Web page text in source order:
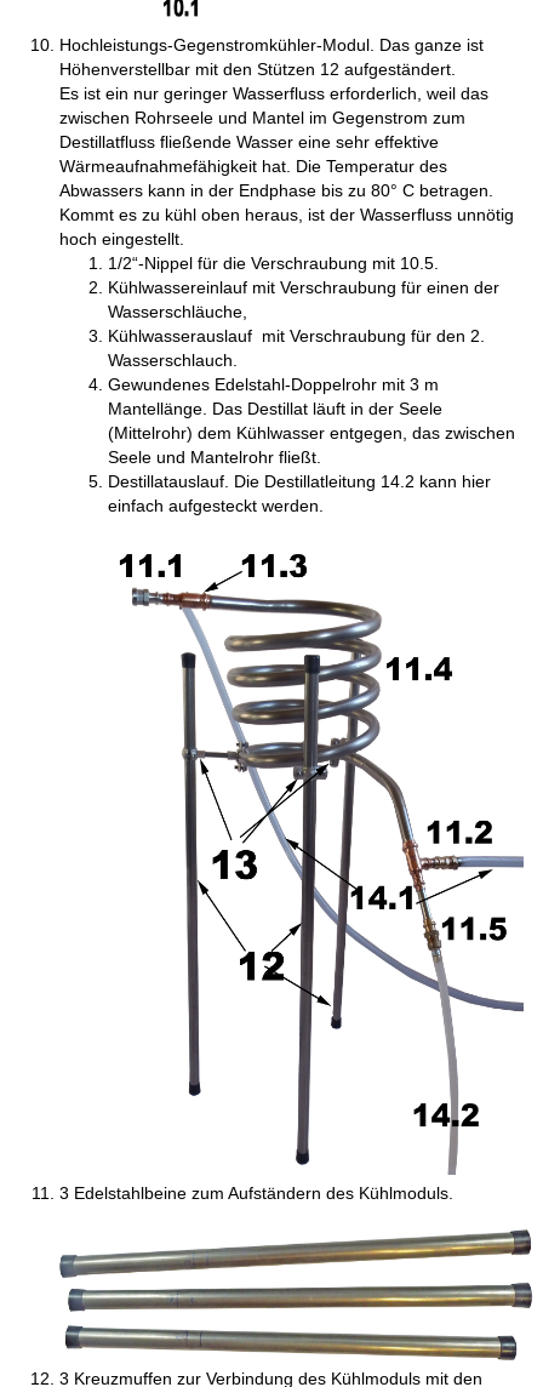
Hochleistungs-Gegenstromkühler-Modul. Das ganze ist
Höhenverstellbar mit den Stützen 12 aufgeständert.
Es ist ein nur geringer Wasserfluss erforderlich, weil das
zwischen Rohrseele und Mantel im Gegenstrom zum
Destillatfluss fließende Wasser eine sehr effektive
Wärmeaufnahmefähigkeit hat. Die Temperatur des
Abwassers kann in der Endphase bis zu 80° C betragen.
Kommt es zu kühl oben heraus, ist der Wasserfluss unnötig
hoch eingestellt.
1/2“-Nippel für die Verschraubung mit 10.5.
Kühlwassereinlauf mit Verschraubung für einen der
Wasserschläuche,
Kühlwasserauslauf mit Verschraubung für den 2.
Wasserschlauch.
Gewundenes Edelstahl-Doppelrohr mit 3 m
Mantellänge. Das Destillat läuft in der Seele
(Mittelrohr) dem Kühlwasser entgegen, das zwischen
Seele und Mantelrohr fließt.
Destillatauslauf. Die Destillatleitung 14.2 kann hier
einfach aufgesteckt werden.
3 Edelstahlbeine zum Aufständern des Kühlmoduls.
3 Kreuzmuffen zur Verbindung des Kühlmoduls mit den